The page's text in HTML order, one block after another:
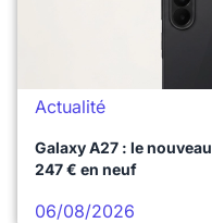
Actualité
Galaxy A27 : le
247 € en neuf
06/08/2026